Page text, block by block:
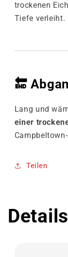
trockenen
Tiefe verleiht.
🔚
Lang und
einer
Teilen
Details